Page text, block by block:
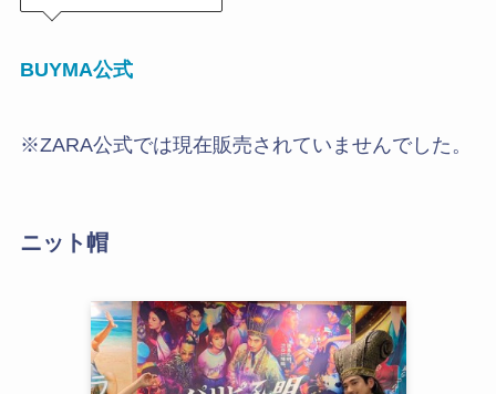
BUYMA公式
※ZARA公式では現在販売されていませんでした。
ニット帽